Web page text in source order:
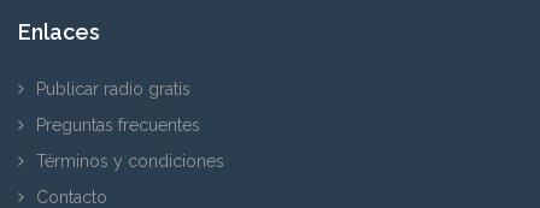
Enlaces
Publicar radio gratis
Preguntas frecuentes
Términos y condiciones
Contacto